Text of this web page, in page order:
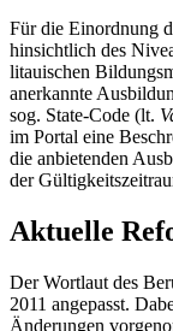
Für die Einordnung
hinsichtlich des
litauischen
anerkannte
sog. State-Code (lt.
im Portal eine
die anbietenden
der
Aktuelle
Der Wortlaut des
2011 angepasst.
Änderungen